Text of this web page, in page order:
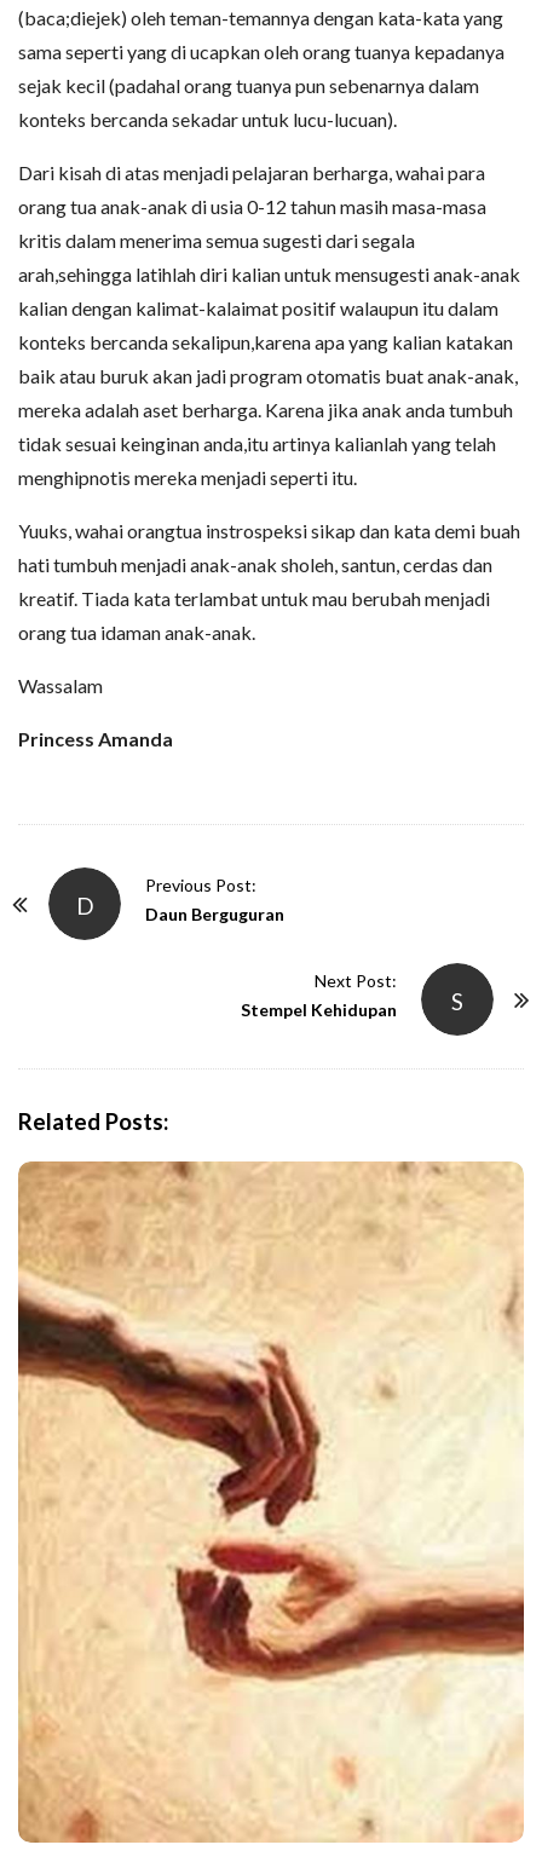
(baca;diejek) oleh teman-temannya dengan kata-kata yang
sama seperti yang di ucapkan oleh orang tuanya kepadanya
sejak kecil (padahal orang tuanya pun sebenarnya dalam
konteks bercanda sekadar untuk lucu-lucuan).
Dari kisah di atas menjadi pelajaran berharga, wahai para
orang tua anak-anak di usia 0-12 tahun masih masa-masa
kritis dalam menerima semua sugesti dari segala
arah,sehingga latihlah diri kalian untuk mensugesti anak-anak
kalian dengan kalimat-kalaimat positif walaupun itu dalam
konteks bercanda sekalipun,karena apa yang kalian katakan
baik atau buruk akan jadi program otomatis buat anak-anak,
mereka adalah aset berharga. Karena jika anak anda tumbuh
tidak sesuai keinginan anda,itu artinya kalianlah yang telah
menghipnotis mereka menjadi seperti itu.
Yuuks, wahai orangtua instrospeksi sikap dan kata demi buah
hati tumbuh menjadi anak-anak sholeh, santun, cerdas dan
kreatif. Tiada kata terlambat untuk mau berubah menjadi
orang tua idaman anak-anak.
Wassalam
Princess Amanda
D
Previous Post:
Daun Berguguran
S
Next Post:
Stempel Kehidupan
Related Posts: